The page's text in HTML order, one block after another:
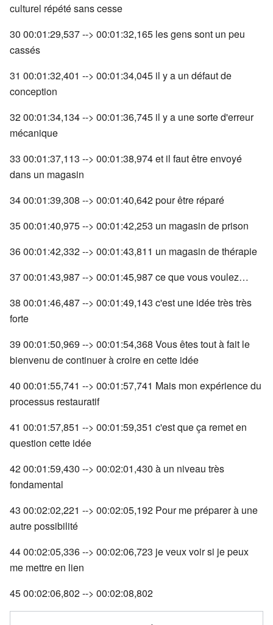
culturel répété sans cesse
30 00:01:29,537 --> 00:01:32,165 les gens sont un peu
cassés
31 00:01:32,401 --> 00:01:34,045 il y a un défaut de
conception
32 00:01:34,134 --> 00:01:36,745 il y a une sorte d'erreur
mécanique
33 00:01:37,113 --> 00:01:38,974 et il faut être envoyé
dans un magasin
34 00:01:39,308 --> 00:01:40,642 pour être réparé
35 00:01:40,975 --> 00:01:42,253 un magasin de prison
36 00:01:42,332 --> 00:01:43,811 un magasin de thérapie
37 00:01:43,987 --> 00:01:45,987 ce que vous voulez…
38 00:01:46,487 --> 00:01:49,143 c'est une idée très très
forte
39 00:01:50,969 --> 00:01:54,368 Vous êtes tout à fait le
bienvenu de continuer à croire en cette idée
40 00:01:55,741 --> 00:01:57,741 Mais mon expérience du
processus restauratif
41 00:01:57,851 --> 00:01:59,351 c'est que ça remet en
question cette idée
42 00:01:59,430 --> 00:02:01,430 à un niveau très
fondamental
43 00:02:02,221 --> 00:02:05,192 Pour me préparer à une
autre possibilité
44 00:02:05,336 --> 00:02:06,723 je veux voir si je peux
me mettre en lien
45 00:02:06,802 --> 00:02:08,802